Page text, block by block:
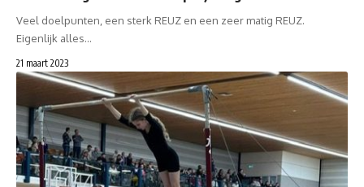
Veel doelpunten, een sterk REUZ en een zeer matig REUZ.
Eigenlijk alles…
21 maart 2023